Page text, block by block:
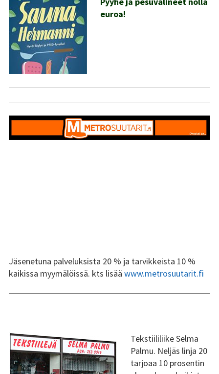
euroa!
Jäsenetuna palveluksista 20 % ja tarvikkeista 10 %
kaikissa myymälöissä. kts lisää www.metrosuutarit.fi
Tekstiililiike Selma
Palmu. Neljäs linja 20
tarjoaa 10 prosentin